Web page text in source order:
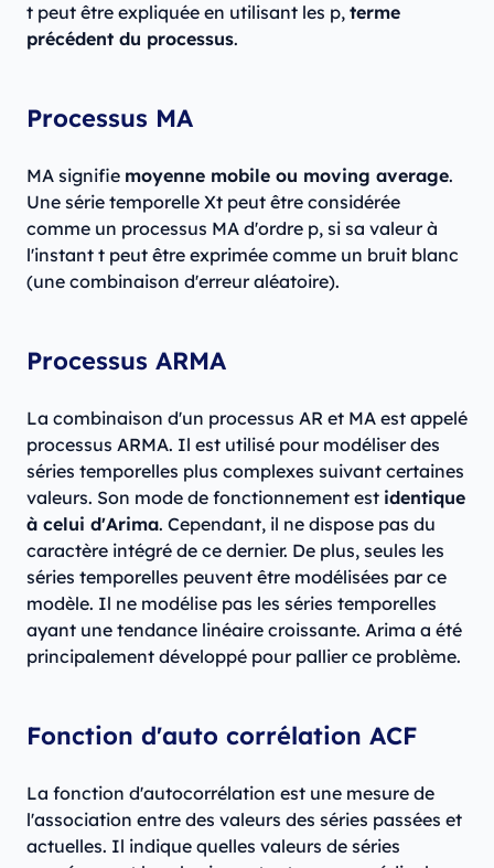
t peut être expliquée en utilisant les p, terme
précédent du processus.
Processus MA
MA signifie moyenne mobile ou moving average.
Une série temporelle Xt peut être considérée
comme un processus MA d'ordre p, si sa valeur à
l'instant t peut être exprimée comme un bruit blanc
(une combinaison d'erreur aléatoire).
Processus ARMA
La combinaison d'un processus AR et MA est appelé
processus ARMA. Il est utilisé pour modéliser des
séries temporelles plus complexes suivant certaines
valeurs. Son mode de fonctionnement est identique
à celui d'Arima. Cependant, il ne dispose pas du
caractère intégré de ce dernier. De plus, seules les
séries temporelles peuvent être modélisées par ce
modèle. Il ne modélise pas les séries temporelles
ayant une tendance linéaire croissante. Arima a été
principalement développé pour pallier ce problème.
Fonction d'auto corrélation ACF
La fonction d'autocorrélation est une mesure de
l'association entre des valeurs des séries passées et
actuelles. Il indique quelles valeurs de séries